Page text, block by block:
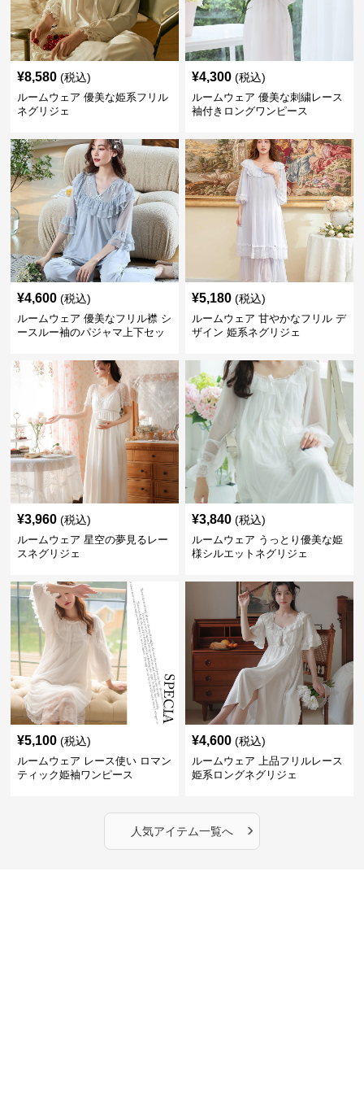
¥8,580 (税込)
ルームウェア 優美な姫系フリル
ネグリジェ
¥4,300 (税込)
ルームウェア 優美な刺繍レース
袖付きロングワンピース
¥4,600 (税込)
ルームウェア 優美なフリル襟 シ
ースルー袖のパジャマ上下セッ
¥5,180 (税込)
ルームウェア 甘やかなフリル デ
ザイン 姫系ネグリジェ
¥3,960 (税込)
ルームウェア 星空の夢見るレー
スネグリジェ
¥3,840 (税込)
ルームウェア うっとり優美な姫
様シルエットネグリジェ
¥5,100 (税込)
ルームウェア レース使い ロマン
ティック姫袖ワンピース
¥4,600 (税込)
ルームウェア 上品フリルレース
姫系ロングネグリジェ
人気アイテム一覧へ ›